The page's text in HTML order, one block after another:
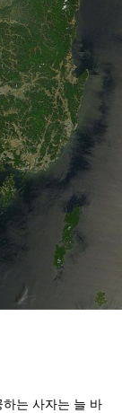
하는 사자는 늘 바